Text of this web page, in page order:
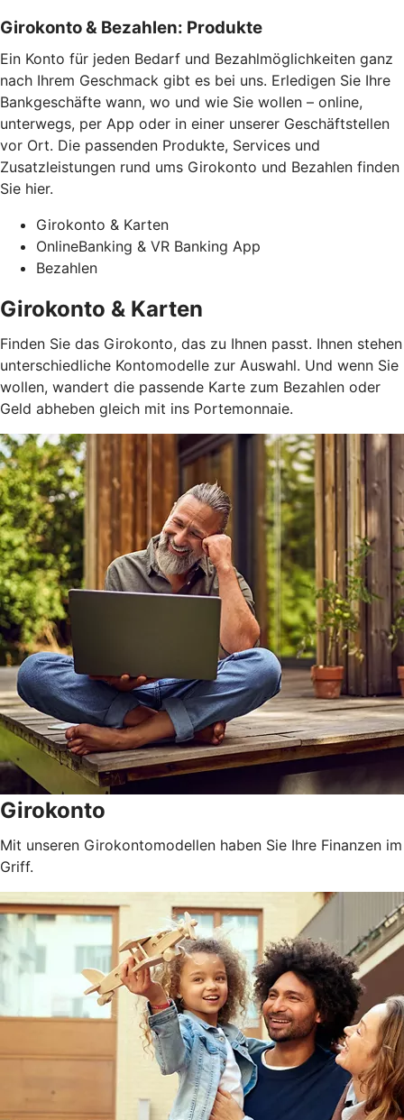
Girokonto & Bezahlen: Produkte
Ein Konto für jeden Bedarf und Bezahlmöglichkeiten ganz
nach Ihrem Geschmack gibt es bei uns. Erledigen Sie Ihre
Bankgeschäfte wann, wo und wie Sie wollen – online,
unterwegs, per App oder in einer unserer Geschäftstellen
vor Ort. Die passenden Produkte, Services und
Zusatzleistungen rund ums Girokonto und Bezahlen finden
Sie hier.
Girokonto & Karten
OnlineBanking & VR Banking App
Bezahlen
Girokonto & Karten
Finden Sie das Girokonto, das zu Ihnen passt. Ihnen stehen
unterschiedliche Kontomodelle zur Auswahl. Und wenn Sie
wollen, wandert die passende Karte zum Bezahlen oder
Geld abheben gleich mit ins Portemonnaie.
Girokonto
Mit unseren Girokontomodellen haben Sie Ihre Finanzen im
Griff.